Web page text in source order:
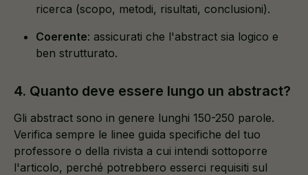
ricerca (scopo, metodi, risultati, conclusioni).
Coerente: assicurati che l'abstract sia logico e
ben strutturato.
4. Quanto deve essere lungo un abstract?
Gli abstract sono in genere lunghi 150-250 parole.
Verifica sempre le linee guida specifiche del tuo
professore o della rivista a cui intendi sottoporre
l'articolo, perché potrebbero esserci requisiti sul